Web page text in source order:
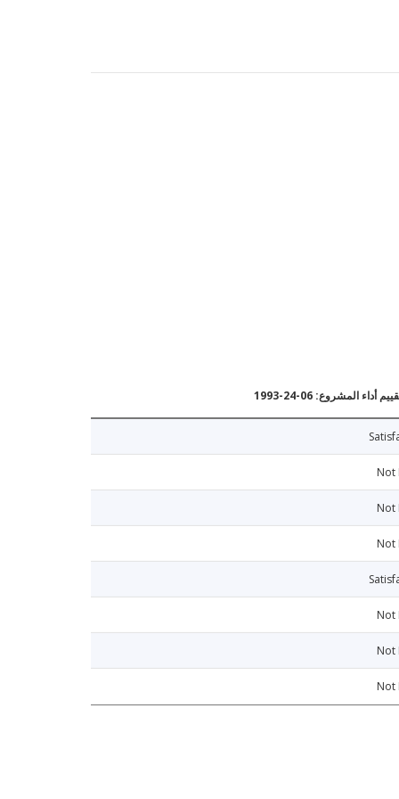
أداء المشروع: 06-24-1993
Not
Not
Not
Not
Not
Not